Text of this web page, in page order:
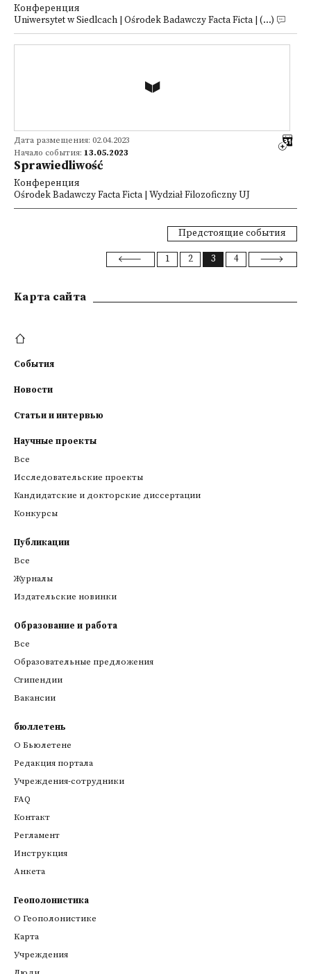
Конференция
Uniwersytet w Siedlcach | Ośrodek Badawczy Facta Ficta | (...)
Дата размещения: 02.04.2023
Начало события: 13.05.2023
Sprawiedliwość
Конференция
Ośrodek Badawczy Facta Ficta | Wydział Filozoficzny UJ
Предстоящие события
1 2 3 4
Kарта сайта
События
Новости
Статьи и интервью
Научные проекты
Все
Исследовательские проекты
Кандидатские и докторские диссертации
Конкурсы
Публикации
Все
Журналы
Издательские новинки
Образование и работа
Все
Образовательные предложения
Стипендии
Вакансии
бюллетень
О Бьюлетене
Редакция портала
Учреждения-сотрудники
FAQ
Контакт
Регламент
Инструкция
Анкета
Геополонистика
О Геополонистике
Kарта
Учреждения